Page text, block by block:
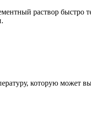
раствор быстро
которую может